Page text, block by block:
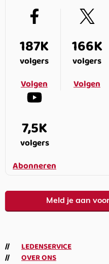
187K
volgers
Volgen
166K
volgers
Volgen
7,5K
volgers
Abonneren
Meld je aan
LEDENSERVICE
OVER ONS